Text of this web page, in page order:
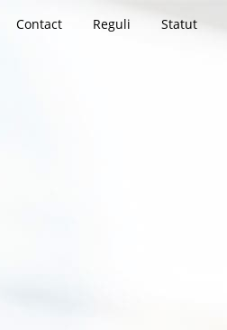
Contact Reguli Statut